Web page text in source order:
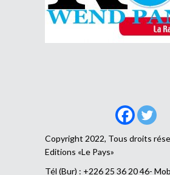
Copyright 2022, Tous droits
Editions «Le Pays»
Tél (Bur) : +226 25 36 20 46-